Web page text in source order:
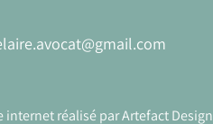
internet réalisé parArtefact Design